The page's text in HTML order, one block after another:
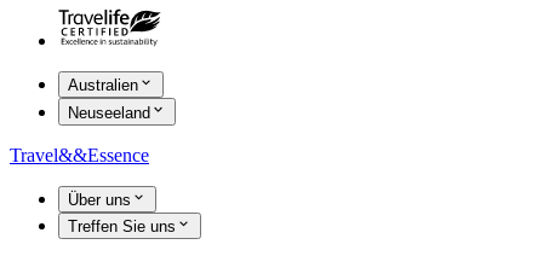
Australien
Neuseeland
Travel&&Essence
Über uns
Treffen Sie uns